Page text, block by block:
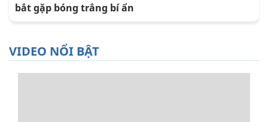
bắt gặp bóng trắng bí ẩn
VIDEO NỔI BẬT